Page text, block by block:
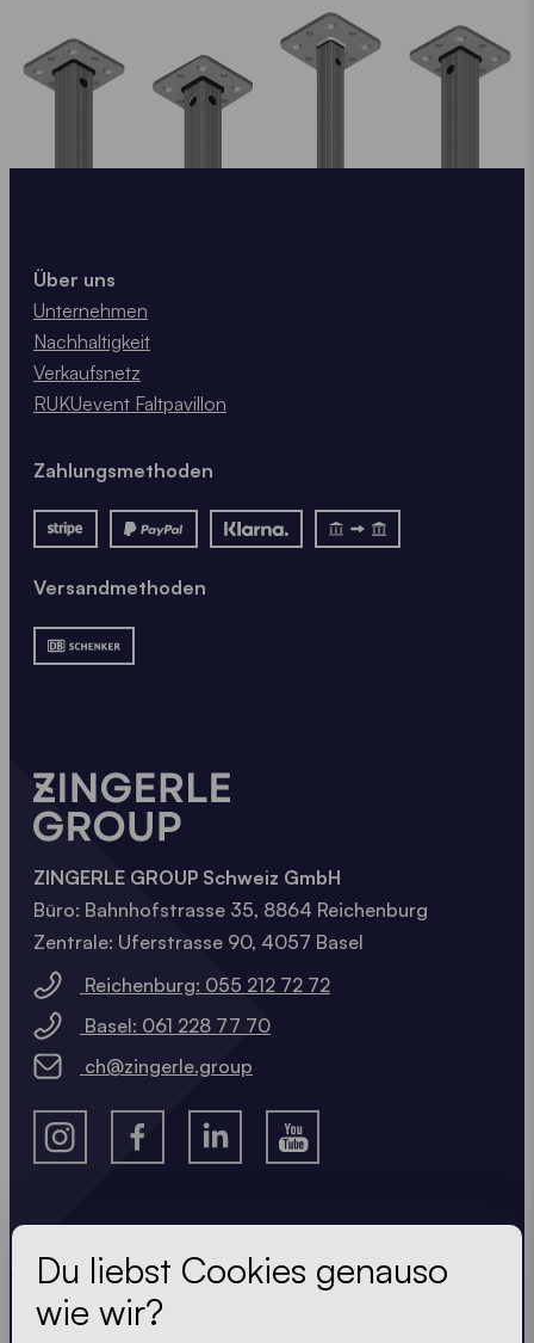
Lass dir nichts entgehen
Immer up-to-date. Kein Spam! Wir halten uns kurz.
Über uns
Unternehmen
Nachhaltigkeit
Verkaufsnetz
RUKUevent Faltpavillon
Zahlungsmethoden
Versandmethoden
ZINGERLE GROUP Schweiz GmbH
Büro: Bahnhofstrasse 35, 8864 Reichenburg
Zentrale: Uferstrasse 90, 4057 Basel
Reichenburg: 055 212 72 72
Basel: 061 228 77 70
ch@zingerle.group
Du liebst Cookies genauso
wie wir?